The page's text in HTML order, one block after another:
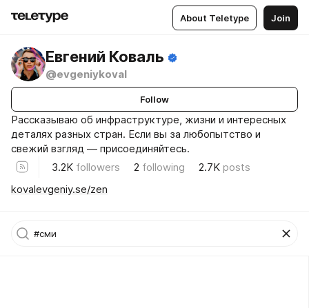
About Teletype Join
Евгений Коваль
@evgeniykoval
Follow
Рассказываю об инфраструктуре, жизни и интересных
деталях разных стран. Если вы за любопытство и
свежий взгляд — присоединяйтесь.
3.2K followers 2 following 2.7K posts
kovalevgeniy.se/zen